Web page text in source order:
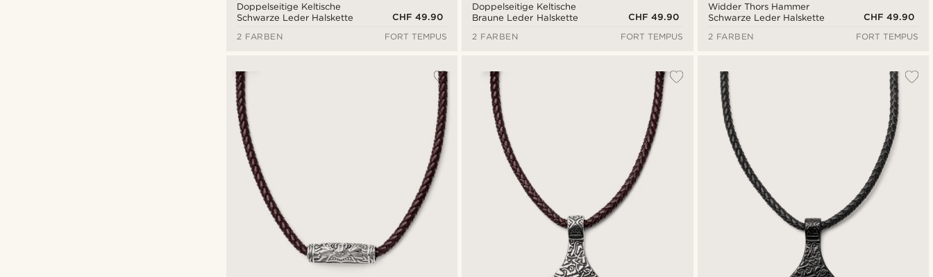
Doppelseitige Keltische
Schwarze Leder Halskette
CHF 49.90
2 FARBEN
FORT TEMPUS
Doppelseitige Keltische
Braune Leder Halskette
CHF 49.90
2 FARBEN
FORT TEMPUS
Widder Thors Hammer
Schwarze Leder Halskette
CHF 49.90
2 FARBEN
FORT TEMPUS